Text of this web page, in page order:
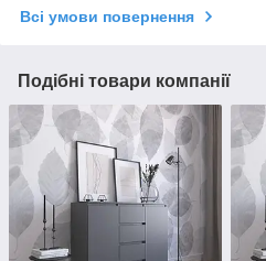
Всі умови повернення
Подібні товари компанії